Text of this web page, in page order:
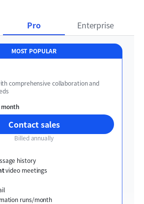
Pro Enterprise
MOST POPULAR
comprehensive collaboration and
/ month
Contact sales
Billed annually
history
video meetings
runs/month